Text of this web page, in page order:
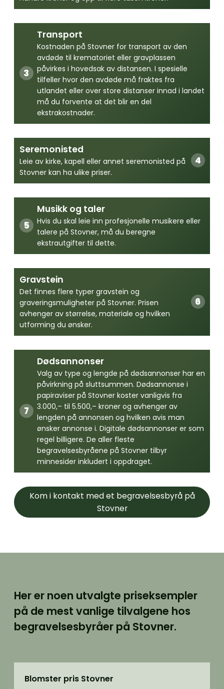
Transport
Kostnaden på Stovner for transport av den
avdøde til krematoriet eller gravplassen
påvirkes i hovedsak av distansen. I spesielle
tilfeller hvor den avdøde må fraktes fra
utlandet eller over store distanser innad i landet
må du forvente at det blir en del
ekstrakostnader.
Seremonisted
Leie av kirke, kapell eller annet seremonisted på
Stovner kan ha ulike priser.
Musikk og taler
Hvis du skal leie inn profesjonelle musikere eller
talere på Stovner, må du beregne
ekstrautgifter til dette.
Gravstein
Det finnes flere typer gravstein og
graveringsmuligheter på Stovner. Prisen
avhenger av størrelse, materiale og hvilken
utforming du ønsker.
Dødsannonser
Valg av type og lengde på dødsannonser har en
påvirkning på sluttsummen. Dødsannonse i
papiraviser på Stovner koster vanligvis fra
3.000,– til 5.500,– kroner og avhenger av
lengden på annonsen og hvilken avis man
ønsker annonse i. Digitale dødsannonser er som
regel billigere. De aller fleste
begravelsesbyråene på Stovner tilbyr
minnesider inkludert i oppdraget.
Kom i kontakt med et begravelsesbyrå på
Stovner
Her er noen utvalgte priseksempler
på de mest vanlige tilvalgene hos
begravelsesbyråer på Stovner.
Blomster pris Stovner